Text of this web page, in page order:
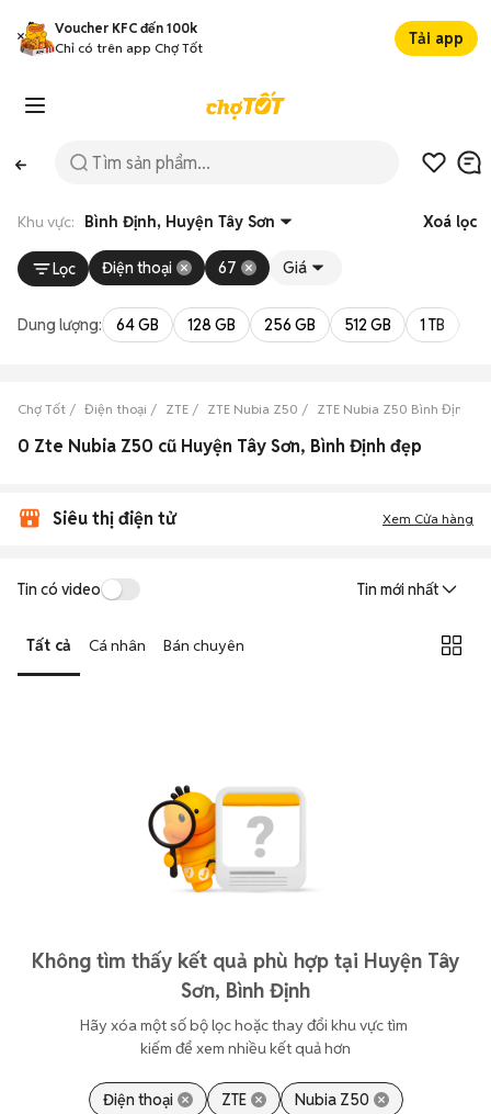
Voucher KFC đến 100k
Chỉ có trên app Chợ Tốt
Tải app
Khu vực: Bình Định, Huyện Tây Sơn Xoá lọc
Lọc Điện thoại 67 Giá
Dung lượng: 64 GB 128 GB 256 GB 512 GB 1 TB
Chợ Tốt Điện thoại ZTE ZTE Nubia Z50 ZTE Nubia Z50 Bình Định
0 Zte Nubia Z50 cũ Huyện Tây Sơn, Bình Định đẹp
Siêu thị điện tử Xem Cửa hàng
Tin có video Tin mới nhất
Tất cả Cá nhân Bán chuyên
Không tìm thấy kết quả phù hợp tại Huyện Tây
Sơn, Bình Định
Hãy xóa một số bộ lọc hoặc thay đổi khu vực tìm
kiếm để xem nhiều kết quả hơn
Điện thoại ZTE Nubia Z50